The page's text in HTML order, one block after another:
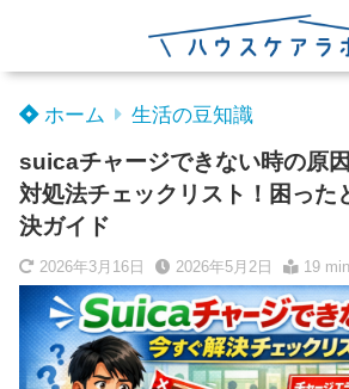
ホーム 生活の豆知識
suicaチャージできない時の原
対処法チェックリスト！困った
決ガイド
2026年3月16日 2026年5月2日 19 min